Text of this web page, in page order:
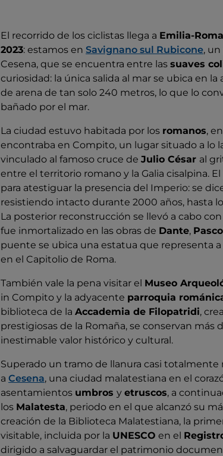
El recorrido de los ciclistas llega a Emilia-
2023: estamos en Savignano sul Rubicone,
Cesena, que se encuentra entre las suaves
curiosidad: la única salida al mar se ubica en la
de arena de tan solo 240 metros, lo que lo
bañado por el mar.
La ciudad estuvo habitada por los romanos,
encontraba en Compito, un lugar situado a lo
vinculado al famoso cruce de Julio César al
entre el territorio romano y la Galia cisalpina.
para atestiguar la presencia del Imperio: se
resistiendo intacto durante 2000 años, hasta
La posterior reconstrucción se llevó a cabo
fue inmortalizado en las obras de Dante,
puente se ubica una estatua que representa
en el Capitolio de Roma.
También vale la pena visitar el Museo
in Compito y la adyacente parroquia
biblioteca de la Accademia de Filopatridi,
prestigiosas de la Romaña, se conservan
inestimable valor histórico y cultural.
Superado un tramo de llanura casi
a Cesena, una ciudad malatestiana en el
asentamientos umbros y etruscos, a
los Malatesta, periodo en el que alcanzó su
creación de la Biblioteca Malatestiana, la
visitable, incluida por la UNESCO en el
dirigido a salvaguardar el patrimonio